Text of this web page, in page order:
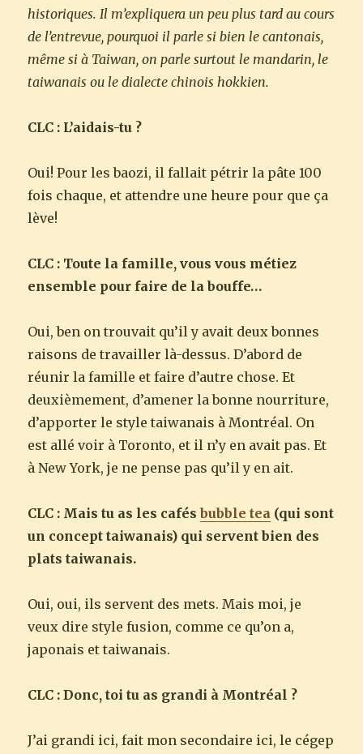
historiques. Il m’expliquera un peu plus tard au cours
de l’entrevue, pourquoi il parle si bien le cantonais,
même si à Taiwan, on parle surtout le mandarin, le
taiwanais ou le dialecte chinois hokkien.
CLC : L’aidais-tu ?
Oui! Pour les baozi, il fallait pétrir la pâte 100
fois chaque, et attendre une heure pour que ça
lève!
CLC : Toute la famille, vous vous métiez
ensemble pour faire de la bouffe…
Oui, ben on trouvait qu’il y avait deux bonnes
raisons de travailler là-dessus. D’abord de
réunir la famille et faire d’autre chose. Et
deuxièmement, d’amener la bonne nourriture,
d’apporter le style taiwanais à Montréal. On
est allé voir à Toronto, et il n’y en avait pas. Et
à New York, je ne pense pas qu’il y en ait.
CLC : Mais tu as les cafésbubble tea (qui sont
un concept taiwanais) qui servent bien des
plats taiwanais.
Oui, oui, ils servent des mets. Mais moi, je
veux dire style fusion, comme ce qu’on a,
japonais et taiwanais.
CLC : Donc, toi tu as grandi à Montréal ?
J’ai grandi ici, fait mon secondaire ici, le cégep